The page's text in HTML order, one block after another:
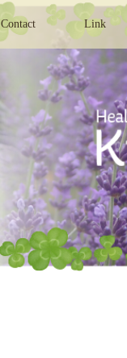
Contact Link